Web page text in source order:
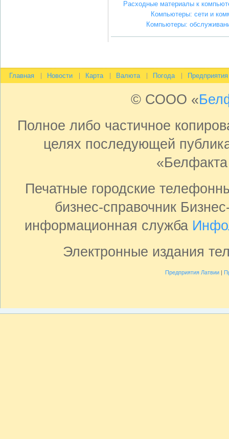
Расходные материалы к
Компьютеры: сети и
Компьютеры:
Главная Новости Карта Валюта Погода Предприятия
© СООО «
Полное либо частичное
целях последующей
Печатные городские
бизнес-справочник
информационная служба
Электронные издания
Предприятия Латвии|